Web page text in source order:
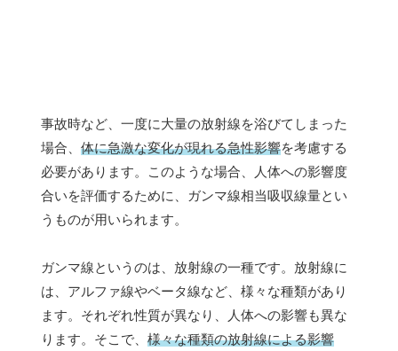
事故時など、一度に大量の放射線を浴びてしまった
場合、 体に急激な変化が現れる急性影響を考慮する
必要があります。このような場合、人体への影響度
合いを評価するために、ガンマ線相当吸収線量とい
うものが用いられます。
ガンマ線というのは、放射線の一種です。放射線に
は、アルファ線やベータ線など、様々な種類があり
ます。それぞれ性質が異なり、人体への影響も異な
ります。そこで、 様々な種類の放射線による影響